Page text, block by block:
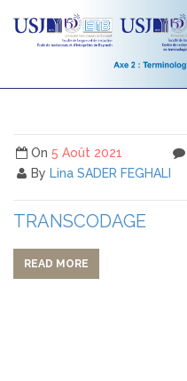
On 5 Août 2021
By Lina SADER FEGHALI
TRANSCODAGE
READ MORE